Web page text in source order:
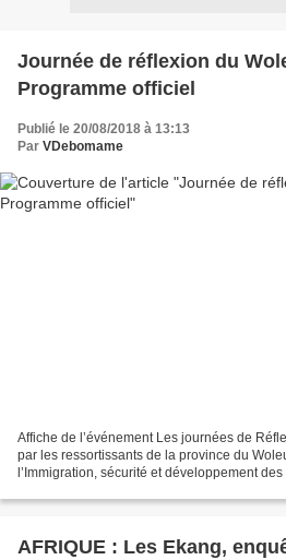
Journée de réflexion du
Programme officiel
Publié le 20/08/2018 à 13:13
Par VDebomame
Affiche de l’événement Les journées de
par les ressortissants de la province du
l’Immigration, sécurité et développement
AFRIQUE : Les Ekang,